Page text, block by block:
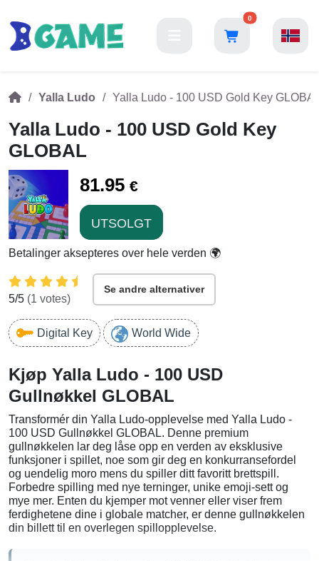
0
Yalla Ludo Yalla Ludo - 100 USD Gold Key
Yalla Ludo - 100 USD Gold Key
GLOBAL
81.95 €
UTSOLGT
Betalinger aksepteres over hele verden 🌍
5/5 (1 votes)
Se andre alternativer
Digital Key World Wide
Kjøp Yalla Ludo - 100 USD
Gullnøkkel GLOBAL
Transformér din Yalla Ludo-opplevelse med Yalla Ludo -
100 USD Gullnøkkel GLOBAL. Denne premium
gullnøkkelen lar deg låse opp en verden av eksklusive
funksjoner i spillet, noe som gir deg en konkurransefordel
og uendelig moro mens du spiller ditt favoritt brettspill.
Forbedre spilling med nye terninger, unike emoji-sett og
mye mer. Enten du kjemper mot venner eller viser frem
ferdighetene dine i globale matcher, er denne gullnøkkelen
din billett til en overlegen spillopplevelse.